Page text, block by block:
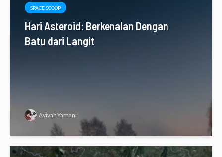
SPACE SCOOP
Hari Asteroid: Berkenalan Dengan
Batu dari Langit
Avivah Yamani